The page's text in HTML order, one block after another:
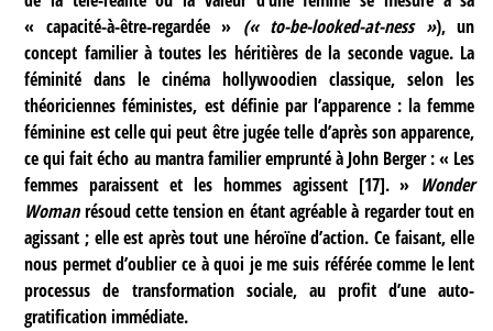
« capacité-à-être-regardée » (« to-be-looked-at-ness »), un
concept familier à toutes les héritières de la seconde vague. La
féminité dans le cinéma hollywoodien classique, selon les
théoriciennes féministes, est définie par l’apparence : la femme
féminine est celle qui peut être jugée telle d’après son apparence,
ce qui fait écho au mantra familier emprunté à John Berger : « Les
femmes paraissent et les hommes agissent[17]. » Wonder
Womanrésoud cette tension en étant agréable à regarder tout en
agissant ; elle est après tout une héroïne d’action. Ce faisant, elle
nous permet d’oublier ce à quoi je me suis référée comme le lent
processus de transformation sociale, au profit d’une auto-
gratification immédiate.